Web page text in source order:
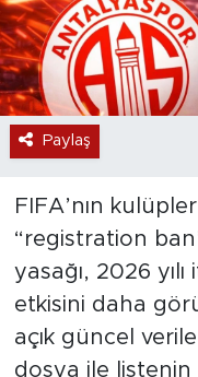
Paylaş
FIFA’nın
“registration
yasağı, 2026
etkisini daha
açık güncel
dosya ile listenin